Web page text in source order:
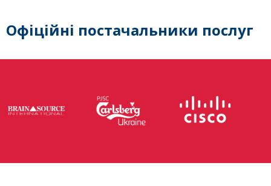
Офіційні постачальники послуг